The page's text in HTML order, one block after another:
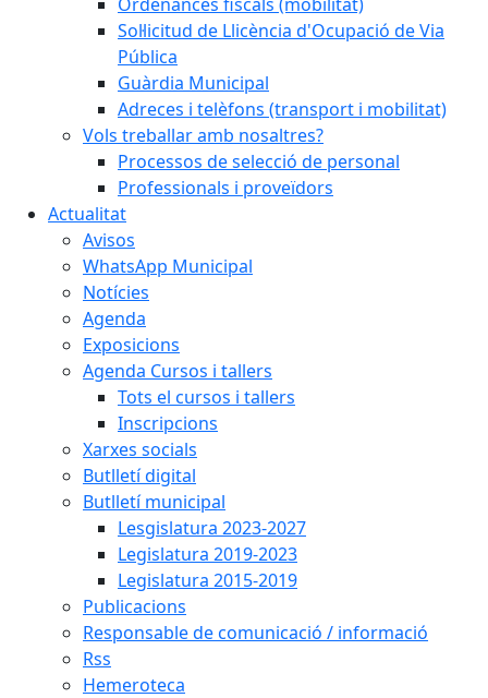
Sol·licitud de Llicència d'Ocupació de Via
Pública
Guàrdia Municipal
Adreces i telèfons (transport i mobilitat)
Vols treballar amb nosaltres?
Processos de selecció de personal
Professionals i proveïdors
Actualitat
Avisos
WhatsApp Municipal
Notícies
Agenda
Exposicions
Agenda Cursos i tallers
Tots el cursos i tallers
Inscripcions
Xarxes socials
Butlletí digital
Butlletí municipal
Lesgislatura 2023-2027
Legislatura 2019-2023
Legislatura 2015-2019
Publicacions
Responsable de comunicació / informació
Rss
Hemeroteca